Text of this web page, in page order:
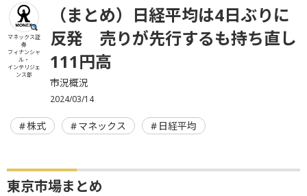
マネックス証
券
フィナンシャ
ル・
インテリジェ
ンス部
（まとめ）日経平均は4日ぶりに
反発 売りが先行するも持ち直し
111円高
市況概況
2024/03/14
株式 マネックス 日経平均
東京市場まとめ